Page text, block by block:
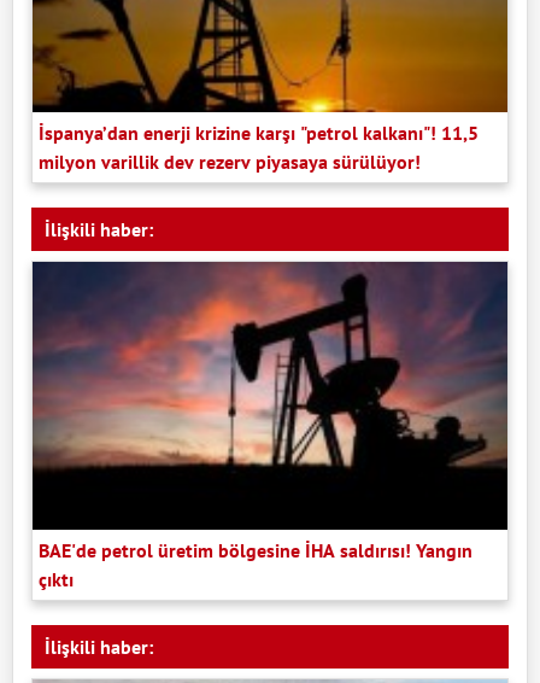
İspanya’dan enerji krizine karşı "petrol kalkanı"! 11,5
milyon varillik dev rezerv piyasaya sürülüyor!
İlişkili haber:
BAE'de petrol üretim bölgesine İHA saldırısı! Yangın
çıktı
İlişkili haber: